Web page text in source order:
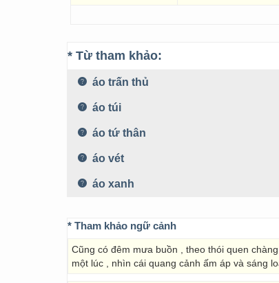
* Từ tham khảo:
áo trấn thủ
áo túi
áo tứ thân
áo vét
áo xanh
* Tham khảo ngữ cảnh
Cũng có đêm mưa buồn , theo thói quen
một lúc , nhìn cái quang cảnh ấm áp và sáng